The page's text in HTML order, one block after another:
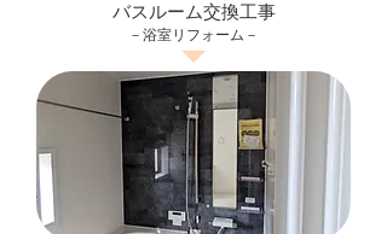
バスルーム交換工事
－浴室リフォーム－